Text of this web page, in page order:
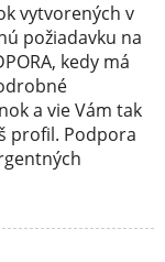
vytvorených v
požiadavku na
kedy má
a vie Vám tak
profil. Podpora